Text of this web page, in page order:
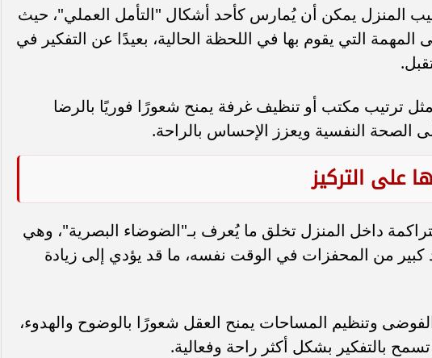
المنزل يمكن أن يُمارس كأحد أشكال "التأمل العملي"، حيث
التي يقوم بها في اللحظة الحالية، بعيدًا عن التفكير في
ترتيب مكتب أو تنظيف غرفة يمنح شعورًا فوريًا بالرضا
الصحة النفسية ويعزز الإحساس بالراحة.
على التركيز
داخل المنزل تخلق ما يُعرف بـ"الضوضاء البصرية"، وهي
كبير من المحفزات في الوقت نفسه، ما قد يؤدي إلى زيادة
وتنظيم المساحات يمنح العقل شعورًا بالوضوح والهدوء،
بالتفكير بشكل أكثر راحة وفعالية.